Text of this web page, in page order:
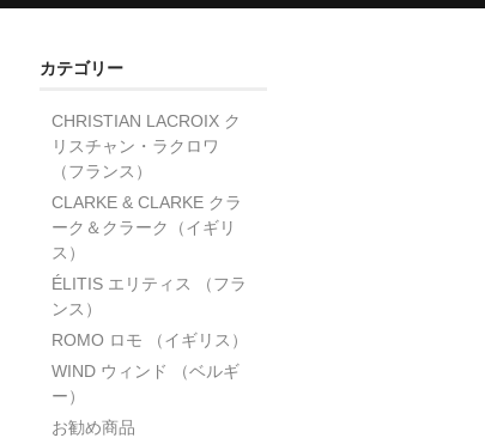
カテゴリー
CHRISTIAN LACROIX ク
リスチャン・ラクロワ
（フランス）
CLARKE & CLARKE クラ
ーク＆クラーク（イギリ
ス）
ÉLITIS エリティス （フラ
ンス）
ROMO ロモ （イギリス）
WIND ウィンド （ベルギ
ー）
お勧め商品